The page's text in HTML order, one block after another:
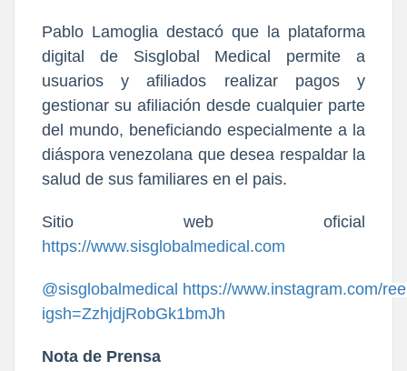
Pablo Lamoglia destacó que la plataforma
digital de Sisglobal Medical permite a
usuarios y afiliados realizar pagos y
gestionar su afiliación desde cualquier parte
del mundo, beneficiando especialmente a la
diáspora venezolana que desea respaldar la
salud de sus familiares en el pais.
Sitio web oficial
https://www.sisglobalmedical.com
@sisglobalmedical https://www.instagram.com/
igsh=ZzhjdjRobGk1bmJh
Nota de Prensa